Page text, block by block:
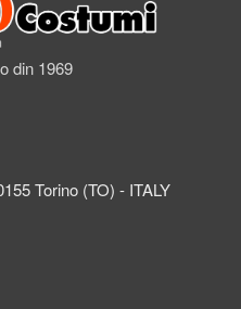
din 1969
Torino (TO) - ITALY